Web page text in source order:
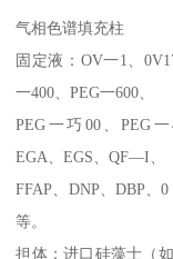
气相色谱填充柱
固定液：OV一1、
一400、PEG一600、
PEG一巧00、PEG一
EGA、EGS、QF—I、
FFAP、DNP、DBP、
等。
担体：进口硅藻士（